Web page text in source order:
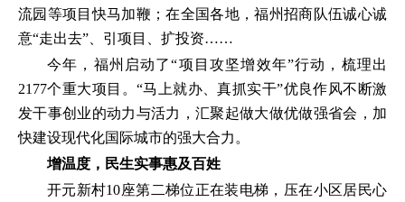
流园等项目快马加鞭；在全国各地，福州招商队伍诚心诚
意“走出去”、引项目、扩投资……
今年，福州启动了“项目攻坚增效年”行动，梳理出
2177个重大项目。“马上就办、真抓实干”优良作风不断激
发干事创业的动力与活力，汇聚起做大做优做强省会，加
快建设现代化国际城市的强大合力。
增温度，民生实事惠及百姓
开元新村10座第二梯位正在装电梯，压在小区居民心